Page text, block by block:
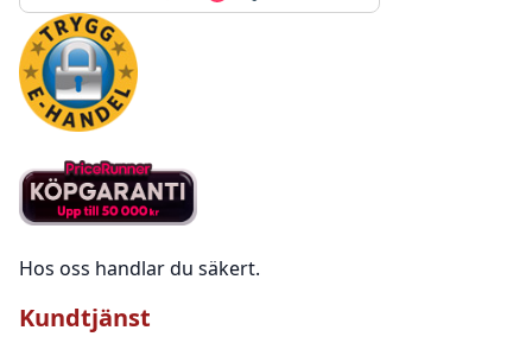
Hos oss handlar du säkert.
Kundtjänst